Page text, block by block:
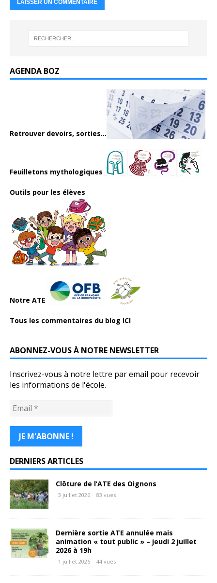
AGENDA BOZ
Retrouver devoirs, sorties...
Feuilletons mythologiques
Outils pour les élèves
Notre ATE
Tous les commentaires du blog ICI
ABONNEZ-VOUS À NOTRE NEWSLETTER
Inscrivez-vous à notre lettre par email pour recevoir
les informations de l'école.
DERNIERS ARTICLES
Clôture de l’ATE des Oignons
3 juillet 2026 83 vues
Dernière sortie ATE annulée mais
animation « tout public » – jeudi 2 juillet
2026 à 19h
1 juillet 2026 44 vues